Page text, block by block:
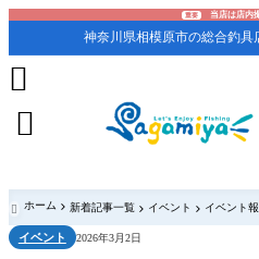
重要 当店は店内
神奈川県相模原市の総合釣具


 ホーム 新着記事一覧 イベント イベント
イベント 2026年3月2日